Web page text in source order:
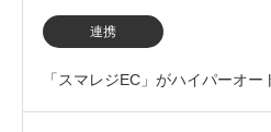
連携
「スマレジEC」がハイパーオ